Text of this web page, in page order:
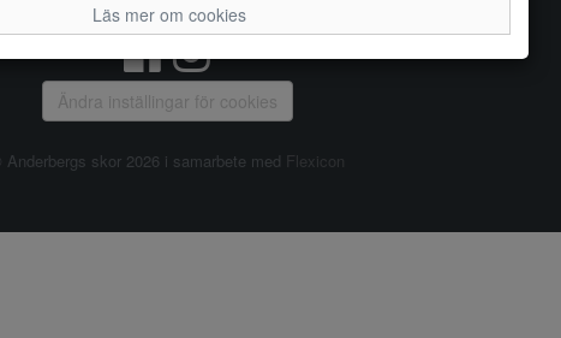
Läs mer om cookies
Ändra inställingar för cookies
© Anderbergs skor 2026 i samarbete med Flexicon